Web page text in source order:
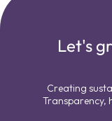
Let's
Creating
Transparency,